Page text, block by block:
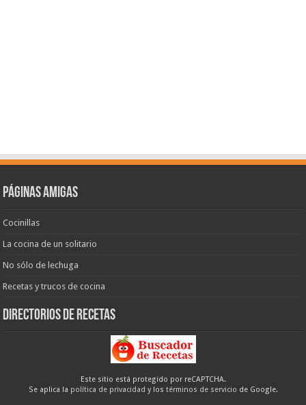
Páginas amigas
Cocinillas
La cocina de un solitario
No sólo de lechuga
Recetas y trucos de cocina
Directorios de recetas
Este sitio está protegido por reCAPTCHA.
Se aplica la política de privacidad y los términos de servicio de Google.